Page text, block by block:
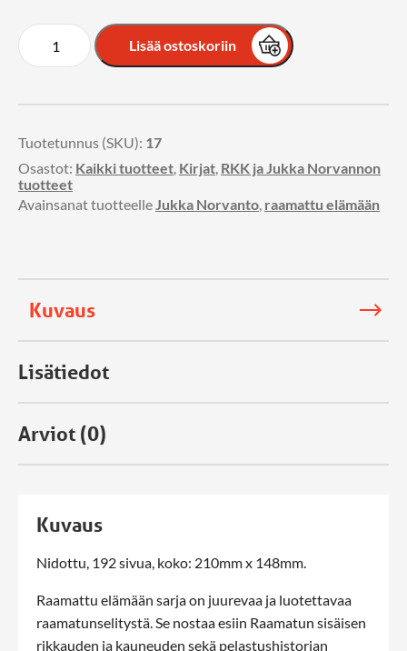
Lisää ostoskoriin
Tuotetunnus (SKU): 17
Osastot: Kaikki tuotteet, Kirjat, RKK ja Jukka Norvannon
tuotteet
Avainsanat tuotteelleJukka Norvanto, raamattu elämään
Kuvaus
Lisätiedot
Arviot (0)
Kuvaus
Nidottu, 192 sivua, koko: 210mm x 148mm.
Raamattu elämään sarja on juurevaa ja luotettavaa
raamatunselitystä. Se nostaa esiin Raamatun sisäisen
rikkauden ja kauneuden sekä pelastushistorian